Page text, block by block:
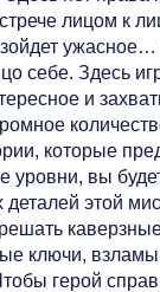
лицом к
себе. Здесь
и
которые
уровни, вы
этой
ключи,
герой